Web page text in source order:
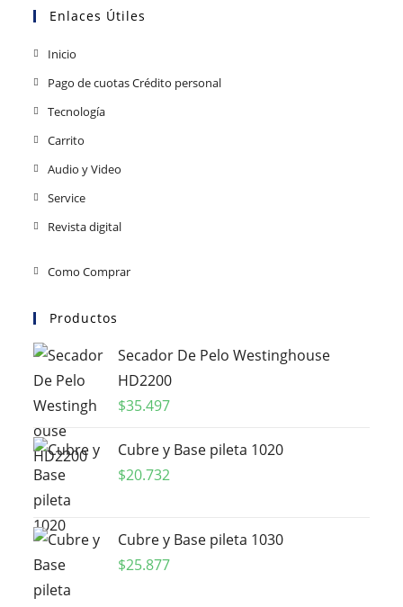
Enlaces Útiles
Inicio
Pago de cuotas Crédito personal
Tecnología
Carrito
Audio y Video
Service
Revista digital
Como Comprar
Productos
Secador De Pelo Westinghouse
HD2200
$35.497
Cubre y Base pileta 1020
$20.732
Cubre y Base pileta 1030
$25.877